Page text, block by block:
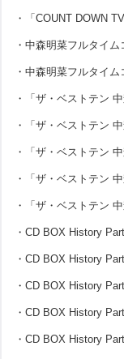
・「COUNT DOWN
・中森明菜フルタイム
・中森明菜フルタイム
・「ザ・ベストテン
・「ザ・ベストテン
・「ザ・ベストテン
・「ザ・ベストテン
・「ザ・ベストテン
・CD BOX History
・CD BOX History
・CD BOX History
・CD BOX History
・CD BOX History